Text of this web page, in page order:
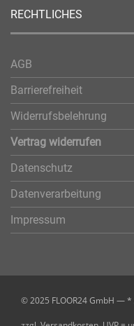
RECHTLICHES
AGB
Barrierefreiheit
Widerrufsbelehrung
Vertrag widerrufen
Datenschutz
Datenverarbeitung
Impressum
© 2025 FLOOR24 GmbH —